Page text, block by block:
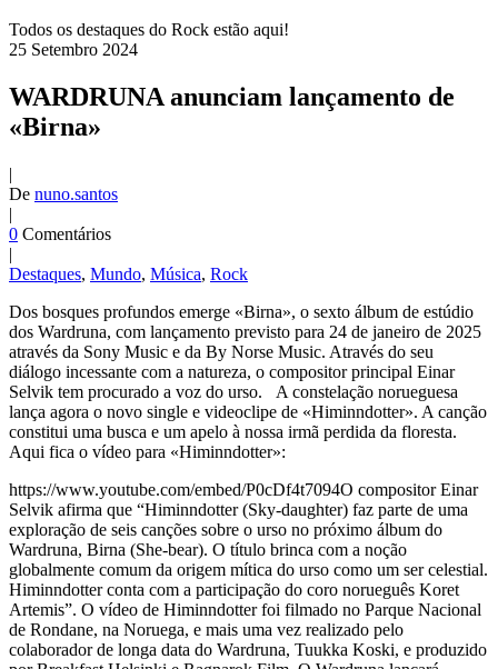
Todos os destaques do Rock estão aqui!
25 Setembro 2024
WARDRUNA anunciam lançamento de
«Birna»
|
De nuno.santos
|
0 Comentários
|
Destaques, Mundo, Música, Rock
Dos bosques profundos emerge «Birna», o sexto álbum de estúdio
dos Wardruna, com lançamento previsto para 24 de janeiro de 2025
através da Sony Music e da By Norse Music. Através do seu
diálogo incessante com a natureza, o compositor principal Einar
Selvik tem procurado a voz do urso. A constelação norueguesa
lança agora o novo single e videoclipe de «Himinndotter». A canção
constitui uma busca e um apelo à nossa irmã perdida da floresta.
Aqui fica o vídeo para «Himinndotter»:
https://www.youtube.com/embed/P0cDf4t7094O compositor Einar
Selvik afirma que “Himinndotter (Sky-daughter) faz parte de uma
exploração de seis canções sobre o urso no próximo álbum do
Wardruna, Birna (She-bear). O título brinca com a noção
globalmente comum da origem mítica do urso como um ser celestial.
Himinndotter conta com a participação do coro norueguês Koret
Artemis”. O vídeo de Himinndotter foi filmado no Parque Nacional
de Rondane, na Noruega, e mais uma vez realizado pelo
colaborador de longa data do Wardruna, Tuukka Koski, e produzido